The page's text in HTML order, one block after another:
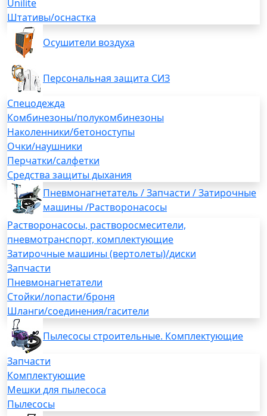
Unilite
Штативы/оснастка
Осушители воздуха
Персональная защита СИЗ
Спецодежда
Комбинезоны/полукомбинезоны
Наколенники/бетоноступы
Очки/наушники
Перчатки/салфетки
Средства защиты дыхания
Пневмонагнетатель / Запчасти / Затирочные
машины /Растворонасосы
Растворонасосы, растворосмесители,
пневмотранспорт, комплектующие
Затирочные машины (вертолеты)/диски
Запчасти
Пневмонагнетатели
Стойки/лопасти/броня
Шланги/соединения/гасители
Пылесосы строительные. Комплектующие
Запчасти
Комплектующие
Мешки для пылесоса
Пылесосы